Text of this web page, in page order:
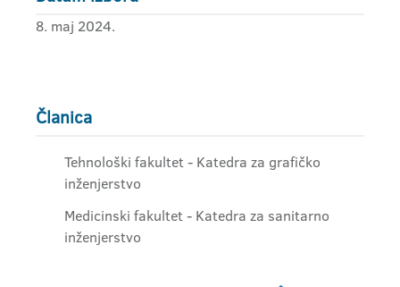
8. maj 2024.
Članica
Tehnološki fakultet - Katedra za grafičko
inženjerstvo
Medicinski fakultet - Katedra za sanitarno
inženjerstvo